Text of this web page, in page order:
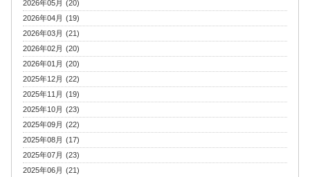
2026年05月 (20)
2026年04月 (19)
2026年03月 (21)
2026年02月 (20)
2026年01月 (20)
2025年12月 (22)
2025年11月 (19)
2025年10月 (23)
2025年09月 (22)
2025年08月 (17)
2025年07月 (23)
2025年06月 (21)